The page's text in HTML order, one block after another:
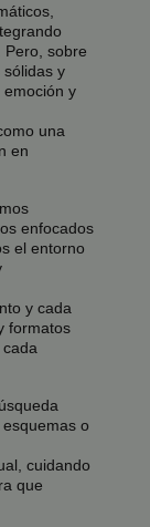
Pero, sobre
y
emoción y
una
en
enfocados
el entorno
y cada
formatos
o
cuidando
que